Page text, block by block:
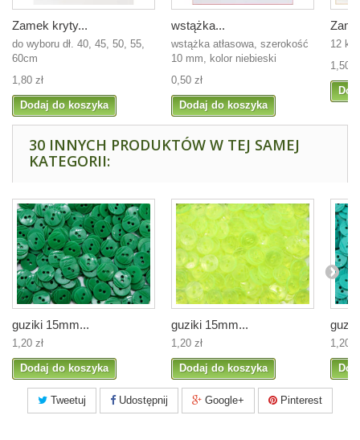
Zamek kryty...
do wyboru dł. 40, 45, 50, 55,
60cm
1,80 zł
Dodaj do koszyka
wstążka...
wstążka atłasowa, szerokość
10 mm, kolor niebieski
0,50 zł
Dodaj do koszyka
12
1,50
30 INNYCH PRODUKTÓW W TEJ SAMEJ
KATEGORII:
guziki 15mm...
1,20 zł
Dodaj do koszyka
guziki 15mm...
1,20 zł
Dodaj do koszyka
1,20
Tweetuj Udostępnij Google+ Pinterest